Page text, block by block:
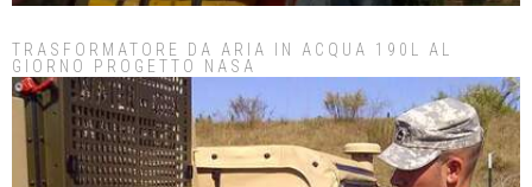
TRASFORMATORE DA ARIA IN ACQUA 190L AL
GIORNO PROGETTO NASA